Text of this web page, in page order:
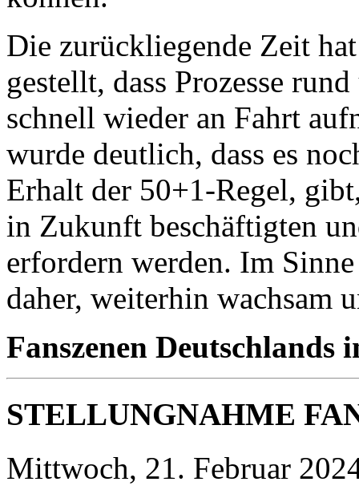
Die zurückliegende Zeit
gestellt, dass Prozesse
schnell wieder an Fahrt
wurde deutlich, dass es
Erhalt der 50+1-Regel,
in Zukunft beschäftigten
erfordern werden. Im
daher, weiterhin wachsam
Fanszenen Deutschlands
STELLUNGNAHME
Mittwoch, 21. Februar